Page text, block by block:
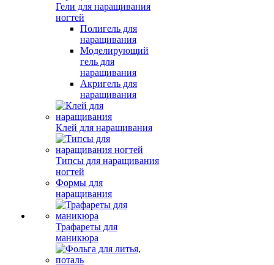
Гели для наращивания
ногтей
Полигель для
наращивания
Моделирующий
гель для
наращивания
Акригель для
наращивания
Клей для наращивания
Типсы для наращивания
ногтей
Формы для
наращивания
Трафареты для
маникюра